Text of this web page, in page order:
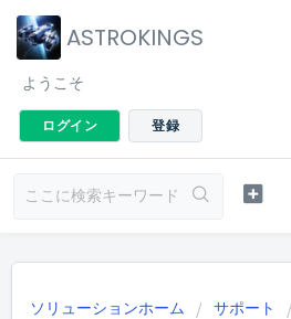
ASTROKINGS
ようこそ
ログイン 登録
ソリューションホーム サポート